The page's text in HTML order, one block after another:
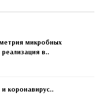
микробных
в..
коронавирус..